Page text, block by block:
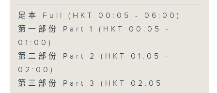
足本 Full (HKT 00:05 - 06:00)
第一部份 Part 1 (HKT 00:05 -
01:00)
第二部份 Part 2 (HKT 01:05 -
02:00)
第三部份 Part 3 (HKT 02:05 -